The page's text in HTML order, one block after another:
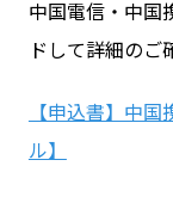
中国電信・中国
ドして詳細のご
【申込書】中
ル】